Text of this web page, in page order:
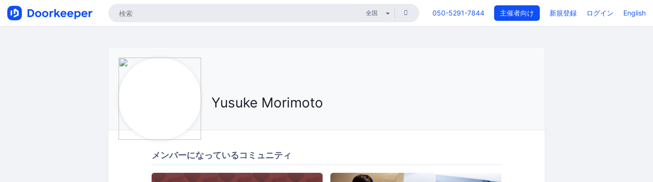
050-5291-7844 主催者向け 新規登録 ログイン English
Yusuke Morimoto
メンバーになっているコミュニティ